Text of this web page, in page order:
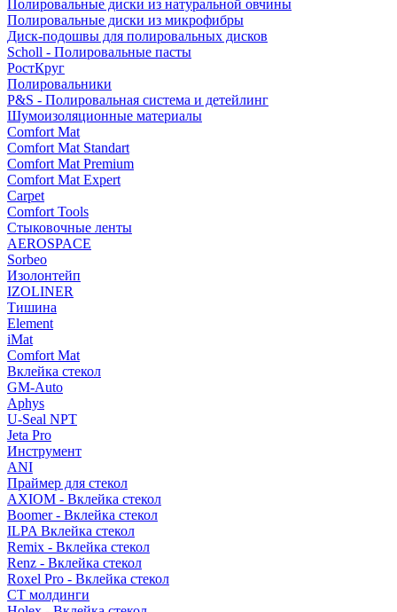
Полировальные диски из натуральной овчины
Полировальные диски из микрофибры
Диск-подошвы для полировальных дисков
Scholl - Полировальные пасты
РостКруг
Полировальники
P&S - Полировальная система и детейлинг
Шумоизоляционные материалы
Comfort Mat
Comfort Mat Standart
Comfort Mat Premium
Comfort Mat Expert
Carpet
Comfort Tools
Стыковочные ленты
AEROSPACE
Sorbeo
Изолонтейп
IZOLINER
Тишина
Element
iMat
Comfort Mat
Вклейка стекол
GM-Auto
Aphys
U-Seal NPT
Jeta Pro
Инструмент
ANI
Праймер для стекол
AXIOM - Вклейка стекол
Boomer - Вклейка стекол
ILPA Вклейка стекол
Remix - Вклейка стекол
Renz - Вклейка стекол
Roxel Pro - Вклейка стекол
СТ молдинги